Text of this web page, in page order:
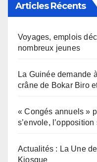
Articles Récents
Voyages, emplois
nombreux jeunes
La Guinée demande
crâne de Bokar Biro
« Congés annuels »
s’envole, l’opposition
Actualités : La Une
Kiosque